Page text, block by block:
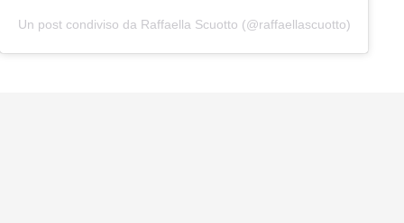
Un post condiviso da Raffaella Scuotto (@raffaellascuotto)